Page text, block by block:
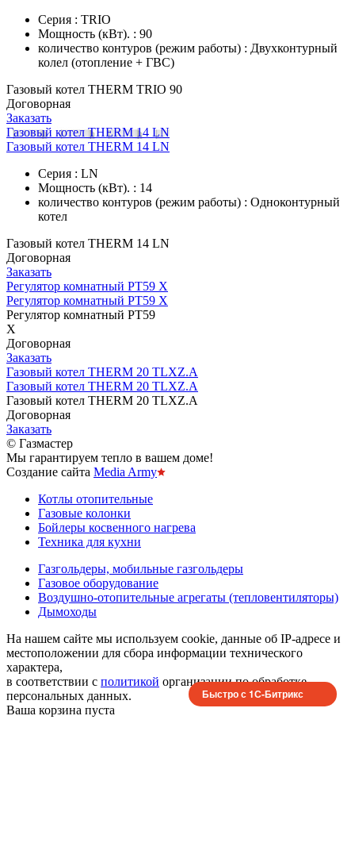
Серия : TRIO
Мощность (кВт). : 90
количество контуров (режим работы) : Двухконтурный
колел (отопление + ГВС)
Газовый котел THERM TRIO 90
Договорная
Заказать
Газовый котел THERM 14 LN
Газовый котел THERM 14 LN
Серия : LN
Мощность (кВт). : 14
количество контуров (режим работы) : Одноконтурный
котел
Газовый котел THERM 14 LN
Договорная
Заказать
Регулятор комнатный PT59 X
Регулятор комнатный PT59 X
Регулятор комнатный PT59
X
Договорная
Заказать
Газовый котел THERM 20 TLXZ.A
Газовый котел THERM 20 TLXZ.A
Газовый котел THERM 20 TLXZ.A
Договорная
Заказать
© Газмастер
Мы гарантируем тепло в вашем доме!
Создание сайта Media Army
Котлы отопительные
Газовые колонки
Бойлеры косвенного нагрева
Техника для кухни
Газгольдеры, мобильные газгольдеры
Газовое оборудование
Воздушно-отопительные агрегаты (тепловентиляторы)
Дымоходы
На нашем сайте мы используем cookie, данные об IP-адресе и
местоположении для сбора информации технического
характера,
в соответствии с политикой организации по обработке
персональных данных.
Ваша корзина пуста
Быстро с 1С-Битрикс